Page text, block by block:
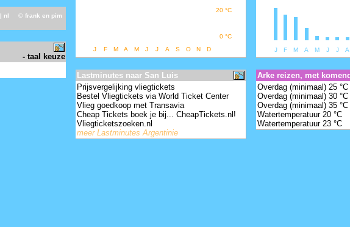
| nl © frank en pim
- taal keuze - choose your language -
20°C
0°C
J
F M A M J J A S O N D
Lastminutes naar San Luis
Prijsvergelijking vliegtickets
Bestel Vliegtickets via World Ticket Center
Vlieg goedkoop met Transavia
Cheap Tickets boek je bij... CheapTickets.nl!
Vliegticketszoeken.nl
meer Lastminutes Argentinie
J
F M A M J J A
Arke reizen, met
Overdag (minimaal) 25 °C
Overdag (minimaal) 30 °C
Overdag (minimaal) 35 °C
Watertemperatuur 20 °C
Watertemperatuur 23 °C